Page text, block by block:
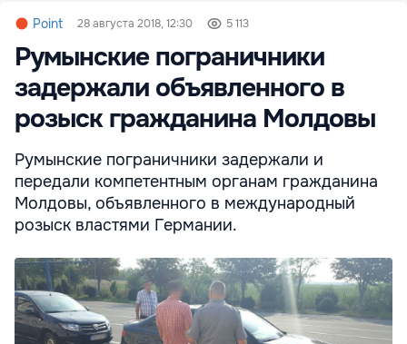
Point 28 августа 2018, 12:30 5 113
Румынские пограничники
задержали объявленного в
розыск гражданина Молдовы
Румынские пограничники задержали и
передали компетентным органам гражданина
Молдовы, объявленного в международный
розыск властями Германии.